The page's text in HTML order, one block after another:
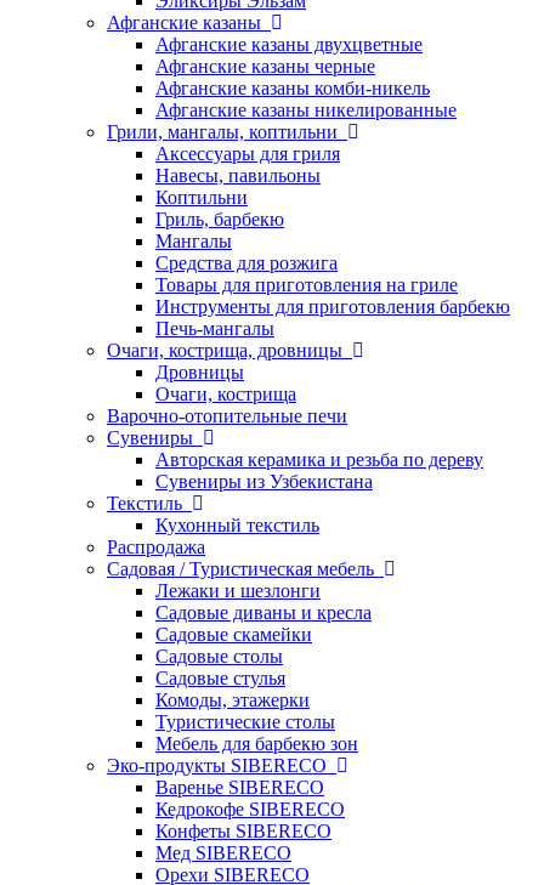
Афганские казаны
Афганские казаны двухцветные
Афганские казаны черные
Афганские казаны комби-никель
Афганские казаны никелированные
Грили, мангалы, коптильни
Аксессуары для гриля
Навесы, павильоны
Коптильни
Гриль, барбекю
Мангалы
Средства для розжига
Товары для приготовления на гриле
Инструменты для приготовления барбекю
Печь-мангалы
Очаги, кострища, дровницы
Дровницы
Очаги, кострища
Варочно-отопительные печи
Сувениры
Авторская керамика и резьба по дереву
Сувениры из Узбекистана
Текстиль
Кухонный текстиль
Распродажа
Садовая / Туристическая мебель
Лежаки и шезлонги
Садовые диваны и кресла
Садовые скамейки
Садовые столы
Садовые стулья
Комоды, этажерки
Туристические столы
Мебель для барбекю зон
Эко-продукты SIBERECO
Варенье SIBERECO
Кедрокофе SIBERECO
Конфеты SIBERECO
Мед SIBERECO
Орехи SIBERECO